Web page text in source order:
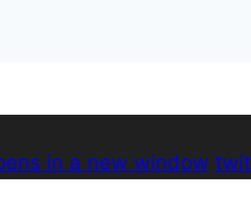
in a new window